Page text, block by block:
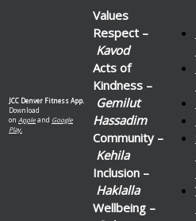
JCC Denver Fitness App.
Download
on Appleand Google
Play.
Values
Respect –
Kavod
Acts of
Kindness –
Gemilut
Hassadim
Community –
Kehila
Inclusion –
Haklalla
Wellbeing –